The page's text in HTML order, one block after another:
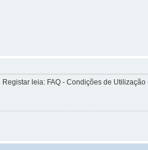
leia: FAQ - Condições de